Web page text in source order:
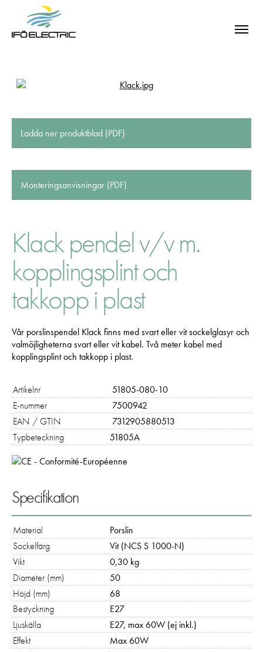
Ladda ner produktblad (PDF)
Monteringsanvisningar (PDF)
Klack pendel v/v m.
kopplingsplint och
takkopp i plast
Vår porslinspendel Klack finns med svart eller vit sockelglasyr och
valmöjligheterna svart eller vit kabel. Två meter kabel med
kopplingsplint och takkopp i plast.
Artikelnr
51805-080-10
E-nummer
7500942
EAN / GTIN
7312905880513
Typbeteckning
51805A
Specifikation
Material
Porslin
Sockelfärg
Vit (NCS S 1000-N)
Vikt
0,30 kg
Diameter (mm)
50
Höjd (mm)
68
Bestyckning
E27
Ljuskälla
E27, max 60W (ej inkl.)
Effekt
Max 60W
Dessa kakor går inte att välja bort. De
behövs för att hemsidan över huvud taget
ska fungera:
"cookies_and_content_security_policy",
denna kaka kommer ihåg ditt val av
Statistik
För att vi ska
kunna
förbättra
hemsidans
funktionalitet
och
uppbyggnad,
baserat på
hur hemsidan
används:
"Google
Analytics",